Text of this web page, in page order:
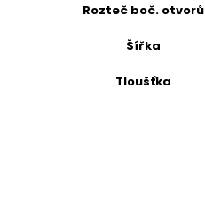
Rozteč boč. otvorů
Šířka
Tloušťka